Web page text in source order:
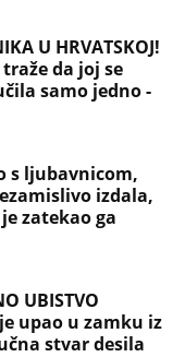
U HRVATSKOJ!
da joj se
samo jedno -
s ljubavnicom,
izdala,
zatekao ga
UBISTVO
upao u zamku iz
stvar desila